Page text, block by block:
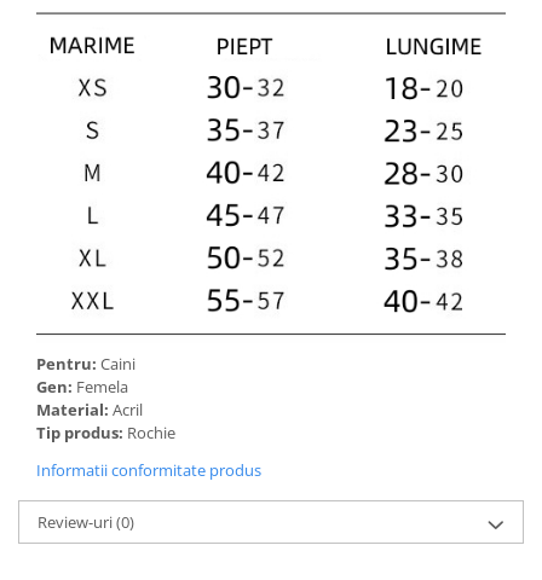
Pentru: Caini
Gen: Femela
Material: Acril
Tip produs: Rochie
Informatii conformitate produs
Review-uri(0)